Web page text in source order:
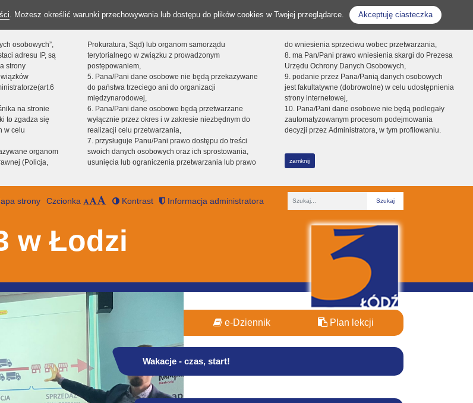
. Możesz określić warunki przechowywania lub dostępu do plików cookies w Twojej przeglądarce. Akceptuję ciasteczka
osobowych”,
adresu IP, są
strony
na stronie
to zgadza się
w celu
organom
(Policja,
Prokuratura, Sąd) lub organom samorządu
terytorialnego w związku z prowadzonym
postępowaniem,
5. Pana/Pani dane osobowe nie będą przekazywane
do państwa trzeciego ani do organizacji
międzynarodowej,
6. Pana/Pani dane osobowe będą przetwarzane
wyłącznie przez okres i w zakresie niezbędnym do
realizacji celu przetwarzania,
7. przysługuje Panu/Pani prawo dostępu do treści
swoich danych osobowych oraz ich sprostowania,
usunięcia lub ograniczenia przetwarzania lub prawo
do wniesienia sprzeciwu wobec przetwarzania,
8. ma Pan/Pani prawo wniesienia skargi do Prezesa
Urzędu Ochrony Danych Osobowych,
9. podanie przez Pana/Panią danych osobowych
jest fakultatywne (dobrowolne) w celu udostępnienia
strony internetowej,
10. Pana/Pani dane osobowe nie będą podlegały
zautomatyzowanym procesom podejmowania
decyzji przez Administratora, w tym profilowaniu.
zamknij
strony Czcionka Kontrast Informacja administratora
Fraza
w Łodzi
e-Dziennik Plan lekcji
Wakacje - czas, start!